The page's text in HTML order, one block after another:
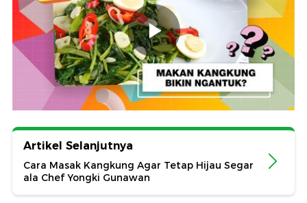
Artikel Selanjutnya
Cara Masak Kangkung Agar Tetap Hijau Segar
ala Chef Yongki Gunawan